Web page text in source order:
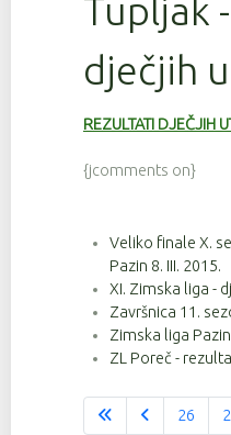
Tupljak
dječjih
REZULTATI DJEČJIH
{jcomments on}
Veliko finale X.
Pazin 8. III. 2015.
XI. Zimska liga -
Završnica 11.
Zimska liga
ZL Poreč -
26